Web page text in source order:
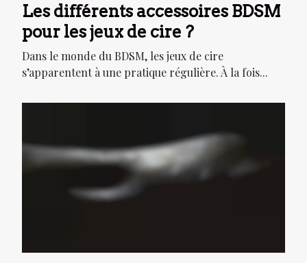
Les différents accessoires BDSM
pour les jeux de cire ?
Dans le monde du BDSM, les jeux de cire
s’apparentent à une pratique régulière. À la fois...